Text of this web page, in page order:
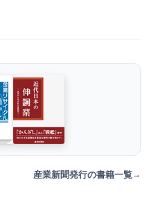
産業新聞発行の書籍一覧